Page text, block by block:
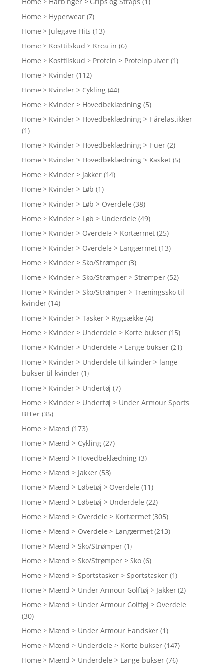
Home > Hyperwear (7)
Home > Julegave Hits (13)
Home > Kosttilskud > Kreatin (6)
Home > Kosttilskud > Protein > Proteinpulver (1)
Home > Kvinder (112)
Home > Kvinder > Cykling (44)
Home > Kvinder > Hovedbeklædning (5)
Home > Kvinder > Hovedbeklædning > Hårelastikker
(1)
Home > Kvinder > Hovedbeklædning > Huer (2)
Home > Kvinder > Hovedbeklædning > Kasket (5)
Home > Kvinder > Jakker (14)
Home > Kvinder > Løb (1)
Home > Kvinder > Løb > Overdele (38)
Home > Kvinder > Løb > Underdele (49)
Home > Kvinder > Overdele > Kortærmet (25)
Home > Kvinder > Overdele > Langærmet (13)
Home > Kvinder > Sko/Strømper (3)
Home > Kvinder > Sko/Strømper > Strømper (52)
Home > Kvinder > Sko/Strømper > Træningssko til
kvinder (14)
Home > Kvinder > Tasker > Rygsække (4)
Home > Kvinder > Underdele > Korte bukser (15)
Home > Kvinder > Underdele > Lange bukser (21)
Home > Kvinder > Underdele til kvinder > lange
bukser til kvinder (1)
Home > Kvinder > Undertøj (7)
Home > Kvinder > Undertøj > Under Armour Sports
BH'er (35)
Home > Mænd (173)
Home > Mænd > Cykling (27)
Home > Mænd > Hovedbeklædning (3)
Home > Mænd > Jakker (53)
Home > Mænd > Løbetøj > Overdele (11)
Home > Mænd > Løbetøj > Underdele (22)
Home > Mænd > Overdele > Kortærmet (305)
Home > Mænd > Overdele > Langærmet (213)
Home > Mænd > Sko/Strømper (1)
Home > Mænd > Sko/Strømper > Sko (6)
Home > Mænd > Sportstasker > Sportstasker (1)
Home > Mænd > Under Armour Golftøj > Jakker (2)
Home > Mænd > Under Armour Golftøj > Overdele
(30)
Home > Mænd > Under Armour Handsker (1)
Home > Mænd > Underdele > Korte bukser (147)
Home > Mænd > Underdele > Lange bukser (76)